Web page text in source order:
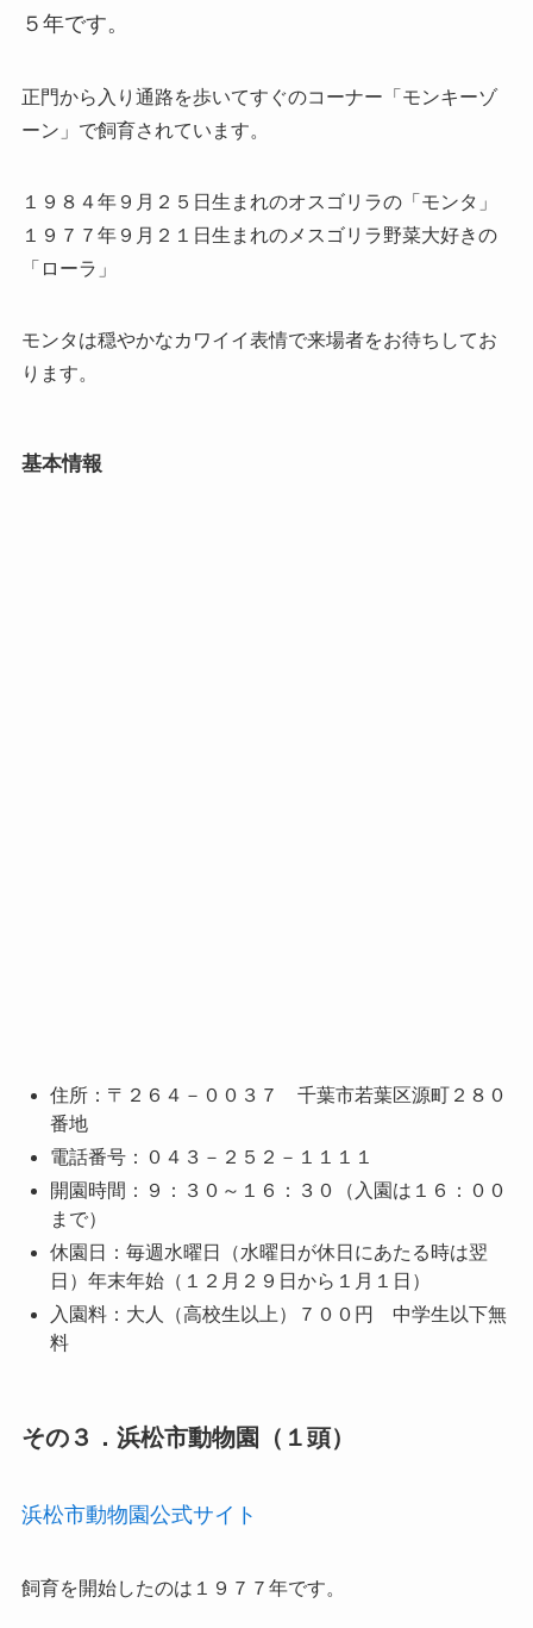
５年です。
正門から入り通路を歩いてすぐのコーナー「モンキーゾ
ーン」で飼育されています。
１９８４年９月２５日生まれのオスゴリラの「モンタ」
１９７７年９月２１日生まれのメスゴリラ野菜大好きの
「ローラ」
モンタは穏やかなカワイイ表情で来場者をお待ちしてお
ります。
基本情報
住所：〒２６４－００３７ 千葉市若葉区源町２８０
番地
電話番号：０４３－２５２－１１１１
開園時間：９：３０～１６：３０（入園は１６：００
まで）
休園日：毎週水曜日（水曜日が休日にあたる時は翌
日）年末年始（１２月２９日から１月１日）
入園料：大人（高校生以上）７００ 円 中学生以下無
料
その３．浜松市動物園（１頭）
浜松市動物園公式サイト
飼育を開始したのは１９７７年です。